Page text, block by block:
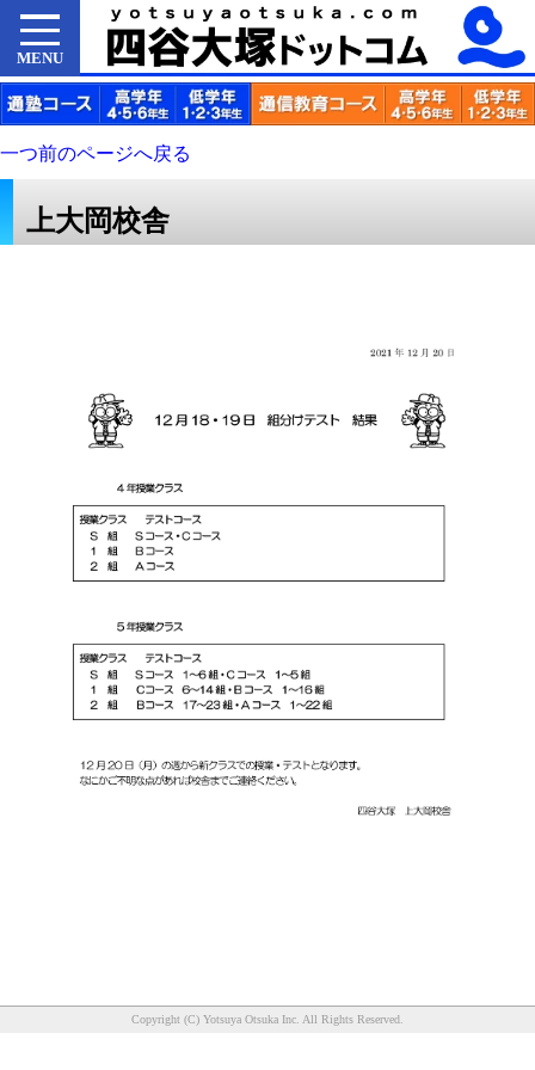
MENU
一つ前のページへ戻る
上大岡校舎
Copyright (C) Yotsuya Otsuka Inc. All Rights Reserved.